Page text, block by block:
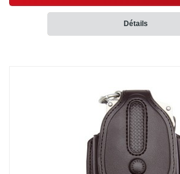
Détails